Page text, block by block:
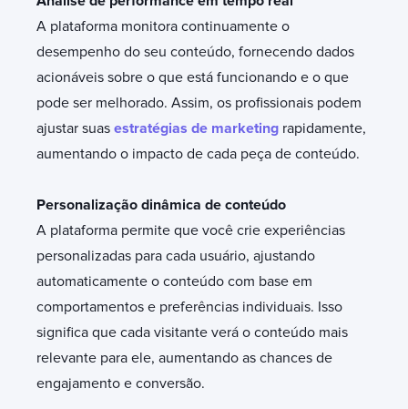
A plataforma monitora continuamente o
desempenho do seu conteúdo, fornecendo dados
acionáveis sobre o que está funcionando e o que
pode ser melhorado. Assim, os profissionais podem
ajustar suas estratégias de marketing rapidamente,
aumentando o impacto de cada peça de conteúdo.
Personalização dinâmica de conteúdo
A plataforma permite que você crie experiências
personalizadas para cada usuário, ajustando
automaticamente o conteúdo com base em
comportamentos e preferências individuais. Isso
significa que cada visitante verá o conteúdo mais
relevante para ele, aumentando as chances de
engajamento e conversão.